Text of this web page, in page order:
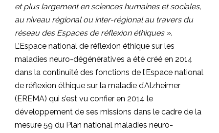
et plus largement en sciences humaines et sociales,
au niveau régional ou inter-régional au travers du
réseau des Espaces de réflexion éthiques ».
L’Espace national de réflexion éthique sur les
maladies neuro-dégénératives a été créé en 2014
dans la continuité des fonctions de l’Espace national
de réflexion éthique sur la maladie d’Alzheimer
(EREMA) qui s’est vu confier en 2014 le
développement de ses missions dans le cadre de la
mesure 59 du Plan national maladies neuro-